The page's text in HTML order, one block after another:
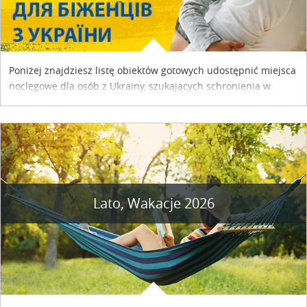
Poniżej znajdziesz listę obiektów gotowych udostępnić miejsca
noclegowe dla osób z Ukrainy, szukających schronienia w
Lato, Wakacje 2026